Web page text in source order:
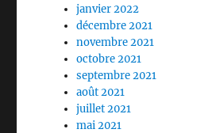
janvier 2022
décembre 2021
novembre 2021
octobre 2021
septembre 2021
août 2021
juillet 2021
mai 2021